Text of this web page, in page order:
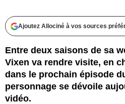
Ajoutez Allociné à vos sources
Entre deux saisons de sa
Vixen va rendre visite, en
dans le prochain épisode
personnage se dévoile
vidéo.